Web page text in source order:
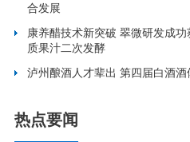
合发展
康养醋技术新突破 翠微研发成
质果汁二次发酵
泸州酿酒人才辈出 第四届白酒
热点要闻